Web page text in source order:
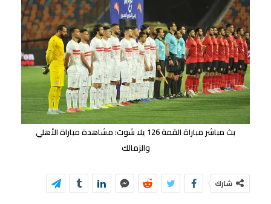
بث مباشر مباراة القمة 126 يلا شوت: مشاهدة مباراة الأهلي
والزمالك
شارك